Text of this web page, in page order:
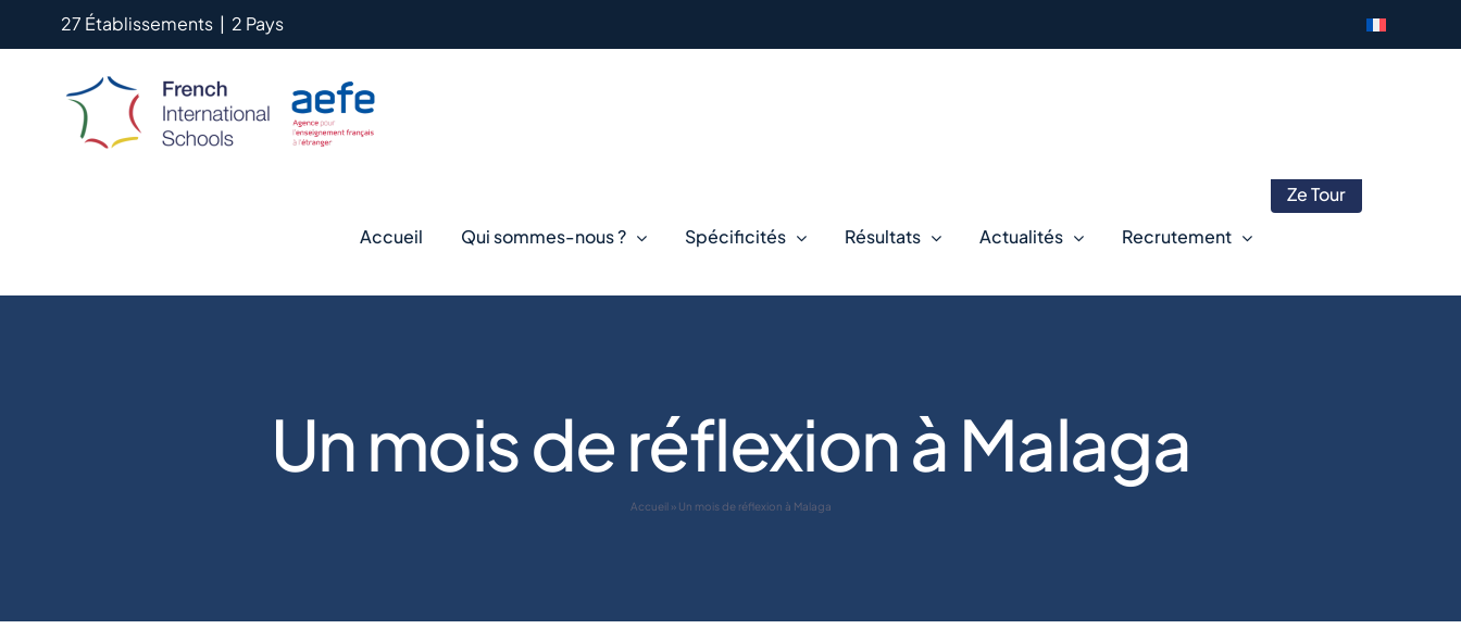
27 Établissements | 2 Pays
Accueil Qui sommes-nous ? Spécificités Résultats Actualités Recrutement
Ze Tour
Un mois de réflexion à Malaga
Accueil» Un mois de réflexion à Malaga